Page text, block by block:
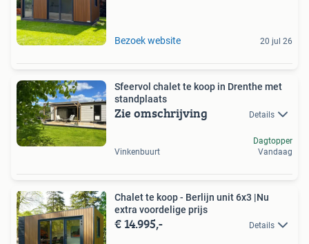
Bezoek website 20 jul 26
Sfeervol chalet te koop in Drenthe met
standplaats
Zie omschrijving Details
Vinkenbuurt
Dagtopper
Vandaag
Chalet te koop - Berlijn unit 6x3 |Nu
extra voordelige prijs
€ 14.995,- Details